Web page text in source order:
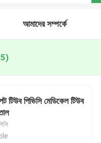
আমাদের সম্পর্কে
টিউব পিভিসি মেডিকেল টিউব